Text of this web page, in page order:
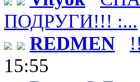
ПОДРУГИ!!! :...
REDMEN
15:55